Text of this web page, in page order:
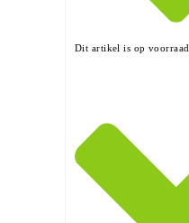
Dit artikel is op voorraad